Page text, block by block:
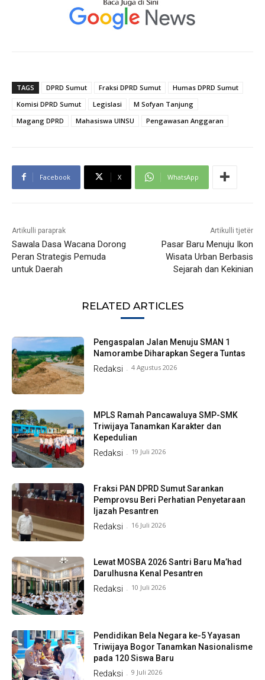
TAGS DPRD Sumut Fraksi DPRD Sumut
Humas DPRD Sumut
Komisi DPRD Sumut
Legislasi
M Sofyan Tanjung
Magang DPRD
Mahasiswa UINSU Pengawasan Anggaran
Facebook X WhatsApp
Artikulli paraprak
Sawala Dasa Wacana Dorong
Peran Strategis Pemuda
untuk Daerah
Artikulli tjetër
Pasar Baru Menuju Ikon
Wisata Urban Berbasis
Sejarah dan Kekinian
RELATED ARTICLES
Pengaspalan Jalan Menuju SMAN 1
Namorambe Diharapkan Segera Tuntas
Redaksi - 4 Agustus 2026
MPLS Ramah Pancawaluya SMP-SMK
Triwijaya Tanamkan Karakter dan
Kepedulian
Redaksi - 19 Juli 2026
Fraksi PAN DPRD Sumut Sarankan
Pemprovsu Beri Perhatian Penyetaraan
Ijazah Pesantren
Redaksi - 16 Juli 2026
Lewat MOSBA 2026 Santri Baru Ma’had
Darulhusna Kenal Pesantren
Redaksi - 10 Juli 2026
Pendidikan Bela Negara ke-5 Yayasan
Triwijaya Bogor Tanamkan Nasionalisme
pada 120 Siswa Baru
Redaksi - 9 Juli 2026